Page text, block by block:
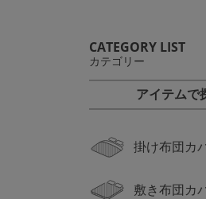
CATEGORY LIST
カテゴリー
アイテムで
掛け布団カ
敷き布団カ